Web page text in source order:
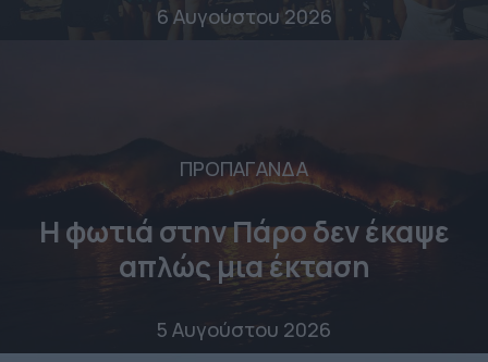
6 Αυγούστου 2026
ΠΡΟΠΑΓΑΝΔΑ
Η φωτιά στην Πάρο δεν έκαψε
απλώς μια έκταση
5 Αυγούστου 2026